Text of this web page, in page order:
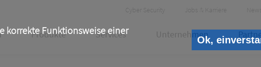
korrekte Funktionsweise einer
Ok,
Header
Meta
Cyber Security Jobs & Karriere
Produkte Services Unternehmen